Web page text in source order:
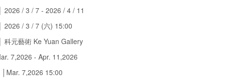
2026 / 3 / 7 - 2026 / 4 / 11
2026 / 3 / 7 (六) 15:00
科元藝術 Ke Yuan Gallery
7,2026 - Apr. 11,2026
│Mar. 7,2026 15:00